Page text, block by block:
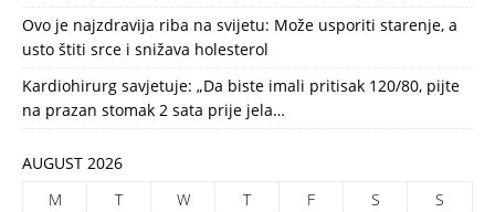
Ovo je najzdravija riba na svijetu: Može usporiti starenje, a
usto štiti srce i snižava holesterol
Kardiohirurg savjetuje: „Da biste imali pritisak 120/80, pijte
na prazan stomak 2 sata prije jela…
AUGUST 2026
M
T W T F S
S